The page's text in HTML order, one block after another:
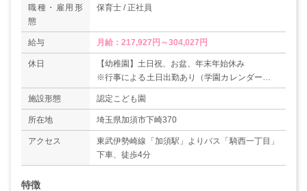
職種・雇用形
態
保育士 / 正社員
給与 月給：217,927円～304,027円
休日
【幼稚園】土日祝、お盆、年末年始休み
※行事による土日出勤あり（学園カレンダーによ
る）
※年間休日数：120日
【保育園】土日祝、お盆、年末年始休み
※シフト及び園行事による土曜出勤あり（学園カ
レンダーによる）
※年間休日数：120日
施設形態 認定こども園
所在地 埼玉県加須市下崎370
アクセス
東武伊勢崎線「加須駅」よりバス「騎西一丁目」
下車、徒歩4分
特徴